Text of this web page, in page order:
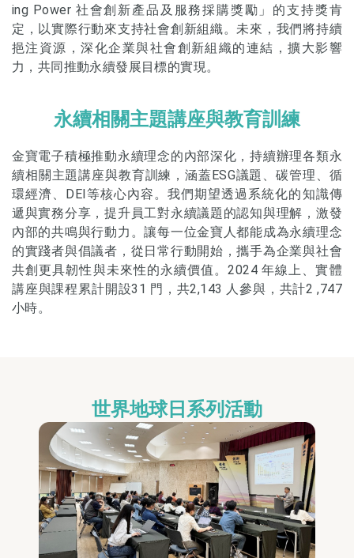
ing Power 社會創新產品及服務採購獎勵」的支持獎肯
定，以實際行動來支持社會創新組織。未來，我們將持續
挹注資源，深化企業與社會創新組織的連結，擴大影響
力，共同推動永續發展目標的實現。
永續相關主題講座與教育訓練
金寶電子積極推動永續理念的內部深化，持續辦理各類永
續相關主題講座與教育訓練，涵蓋ESG議題、碳管理、循
環經濟、DEI等核心內容。我們期望透過系統化的知識傳
遞與實務分享，提升員工對永續議題的認知與理解，激發
內部的共鳴與行動力。讓每一位金寶人都能成為永續理念
的實踐者與倡議者，從日常行動開始，攜手為企業與社會
共創更具韌性與未來性的永續價值。2024 年線上、實體
講座與課程累計開設31 門，共2,143 人參與，共計2 ,747
小時。
世界地球日系列活動